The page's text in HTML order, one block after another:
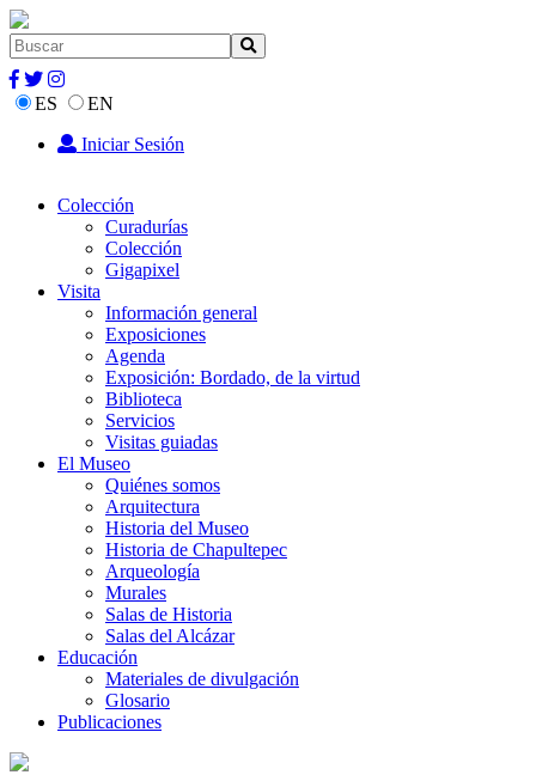
ES
EN
Iniciar Sesión
Colección
Curadurías
Colección
Gigapixel
Visita
Información general
Exposiciones
Agenda
Exposición: Bordado, de la virtud
Biblioteca
Servicios
Visitas guiadas
El Museo
Quiénes somos
Arquitectura
Historia del Museo
Historia de Chapultepec
Arqueología
Murales
Salas de Historia
Salas del Alcázar
Educación
Materiales de divulgación
Glosario
Publicaciones